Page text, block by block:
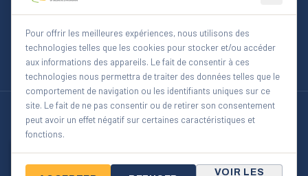
FORMULAIRE CONTACT
©2026 CNFSE — Centre National de Formation en Sécurité et
Environnement
Blog À propos
Mentions légales CGV Confidentialité Gérer mes cookies
Évaluations Google
5.0
Pour offrir les meilleures expériences, nous utilisons des
technologies telles que les cookies pour stocker et/ou accéder
aux informations des appareils. Le fait de consentir à ces
technologies nous permettra de traiter des données telles que le
comportement de navigation ou les identifiants uniques sur ce
site. Le fait de ne pas consentir ou de retirer son consentement
peut avoir un effet négatif sur certaines caractéristiques et
fonctions.
VOIR LES